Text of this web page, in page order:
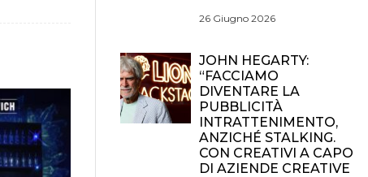
26 Giugno 2026
JOHN HEGARTY:
“FACCIAMO
DIVENTARE LA
PUBBLICITÀ
INTRATTENIMENTO,
ANZICHÉ STALKING.
CON CREATIVI A CAPO
DI AZIENDE CREATIVE